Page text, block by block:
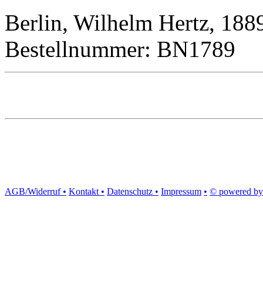
Berlin, Wilhelm Hertz,
Bestellnummer: BN1789
AGB/Widerruf • Kontakt • Datenschutz • Impressum • © powered